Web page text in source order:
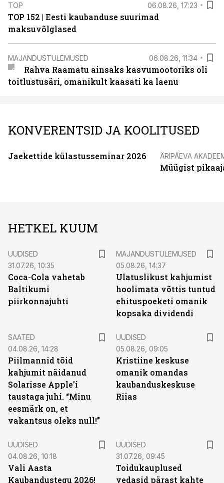
TOP 06.08.26, 17:23
TOP 152 | Eesti kaubanduse suurimad
maksuvõlglased
MAJANDUSTULEMUSED 06.08.26, 11:34
Rahva Raamatu ainsaks kasvumootoriks oli
toitlustusäri, omanikult kaasati ka laenu
KONVERENTSID JA KOOLITUSED
Jaekettide külastusseminar 2026 ÄRIPÄEVA
Müügist
HETKEL KUUM
UUDISED
31.07.26, 10:35
Coca-Cola vahetab
Baltikumi
piirkonnajuhti
MAJANDUSTULEMUSED
05.08.26, 14:37
Ulatuslikust kahjumist
hoolimata võttis tuntud
ehituspoeketi omanik
kopsaka dividendi
SAATED
04.08.26, 14:28
Piilmannid tõid
kahjumit näidanud
Solarisse Apple’i
taustaga juhi. “Minu
eesmärk on, et
vakantsus oleks null!”
UUDISED
05.08.26, 09:05
Kristiine keskuse
omanik omandas
kaubanduskeskuse
Riias
UUDISED
04.08.26, 10:18
Vali Aasta
Kaubandustegu 2026!
UUDISED
31.07.26, 09:45
Toidukauplused
vedasid pärast kahte